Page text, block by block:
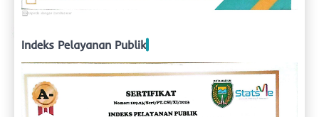
Indeks Pelayanan Publik